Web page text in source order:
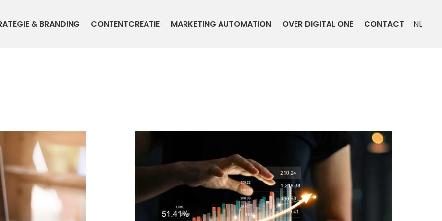
& BRANDING CONTENTCREATIE MARKETING AUTOMATION OVER DIGITAL ONE CONTACT NL